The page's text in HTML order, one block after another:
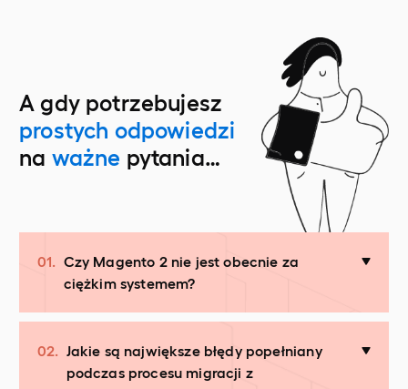
A gdy potrzebujesz
prostych odpowiedzi
na ważne pytania…
01. Czy Magento 2 nie jest obecnie za
ciężkim systemem?
02. Jakie są największe błędy popełniany
podczas procesu migracji z